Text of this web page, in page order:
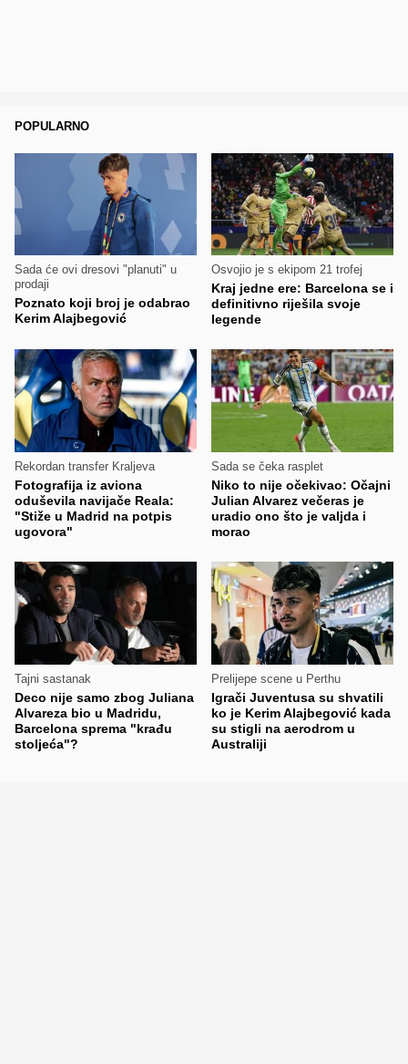
POPULARNO
Sada će ovi dresovi "planuti" u
prodaji
Poznato koji broj je odabrao
Kerim Alajbegović
Osvojio je s ekipom 21 trofej
Kraj jedne ere: Barcelona se i
definitivno riješila svoje
legende
Rekordan transfer Kraljeva
Fotografija iz aviona
oduševila navijače Reala:
"Stiže u Madrid na potpis
ugovora"
Sada se čeka rasplet
Niko to nije očekivao: Očajni
Julian Alvarez večeras je
uradio ono što je valjda i
morao
Tajni sastanak
Deco nije samo zbog Juliana
Alvareza bio u Madridu,
Barcelona sprema "krađu
stoljeća"?
Prelijepe scene u Perthu
Igrači Juventusa su shvatili
ko je Kerim Alajbegović kada
su stigli na aerodrom u
Australiji